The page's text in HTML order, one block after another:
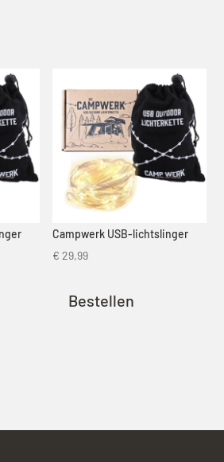
Campwerk USB-lichtslinger
€ 29,99
Bestellen